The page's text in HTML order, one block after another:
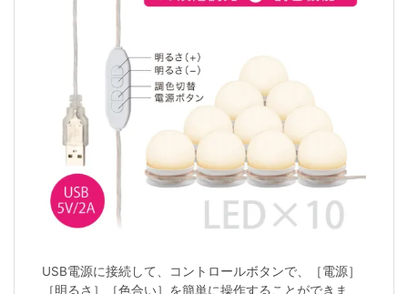
USB電源に接続して、コントロールボタンで、［電源］
［明るさ］［色合い］を簡単に操作することができま